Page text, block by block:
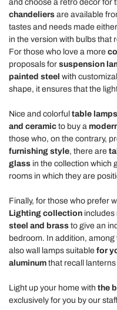
and choose a retro decor for
chandeliers are available
tastes and needs made
in the version with bulbs that
For those who love a more
proposals for suspension
painted steel with
shape, it ensures that the
Nice and colorful table lamps
and ceramic to buy a
those who, on the contrary,
furnishing style, there are
glass in the collection which
rooms in which they are
Finally, for those who prefer
Lighting collection includes
steel and brass to give an
bedroom. In addition, among
also wall lamps suitable for
aluminum that recall
Light up your home with the
exclusively for you by our